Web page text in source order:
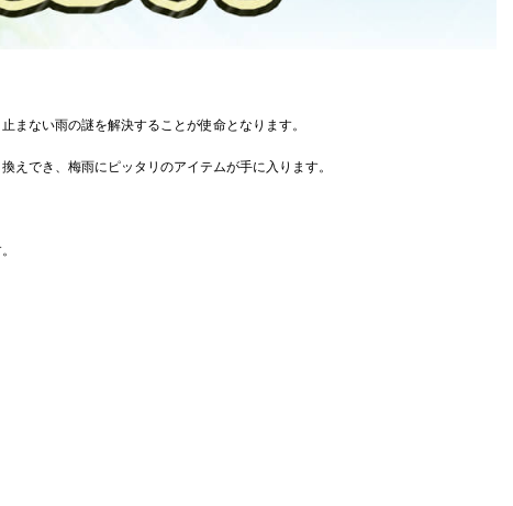
まない雨の謎を解決することが使命となります。
えでき、梅雨にピッタリのアイテムが手に入ります。